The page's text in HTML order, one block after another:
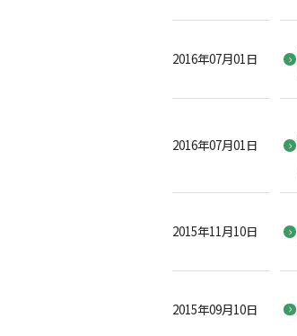
2016年07月01日
2016年07月01日
2015年11月10日
2015年09月10日